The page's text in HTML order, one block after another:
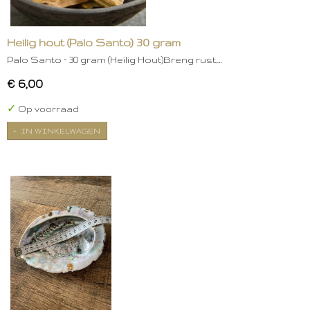
Heilig hout (Palo Santo) 30 gram
Palo Santo – 30 gram (Heilig Hout)Breng rust,…
€ 6,00
✓ Op voorraad
IN WINKELWAGEN